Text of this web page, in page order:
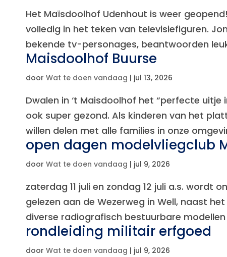
Het Maïsdoolhof Udenhout is weer
volledig in het teken van televisiefiguren.
bekende tv-personages, beantwoorden
Maisdoolhof Buurse
door Wat te doen vandaag | jul 13, 2026
Dwalen in ‘t Maisdoolhof het “perfecte
ook super gezond. Als kinderen van het
willen delen met alle families in onze
open dagen modelvliegclub
door Wat te doen vandaag | jul 9, 2026
zaterdag 11 juli en zondag 12 juli a.s. wordt
gelezen aan de Wezerweg in Well, naast
diverse radiografisch bestuurbare
rondleiding militair erfgoed
door Wat te doen vandaag | jul 9, 2026